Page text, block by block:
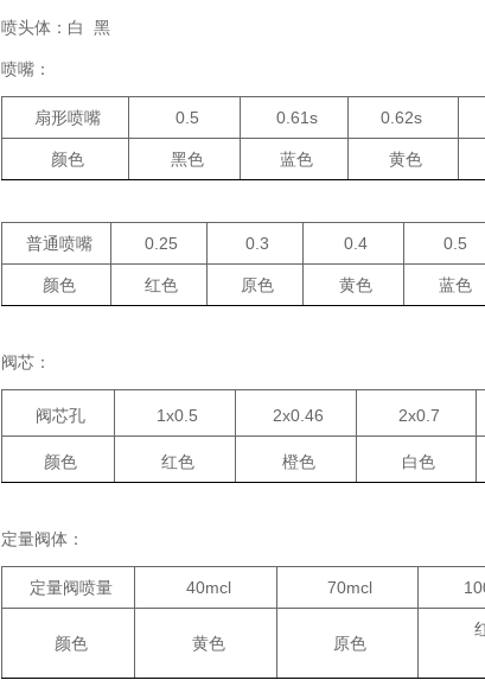
喷头体：白 黑
喷嘴：
扇形喷嘴 0.5 0.61s 0.62s
颜色 黑色 蓝色 黄色
普通喷嘴 0.25 0.3 0.4 0.5
颜色 红色 原色 黄色 蓝色
阀芯：
阀芯孔 1x0.5 2x0.46 2x0.7
颜色 红色 橙色 白色
定量阀体：
定量阀喷量 40mcl 70mcl
颜色 黄色 原色